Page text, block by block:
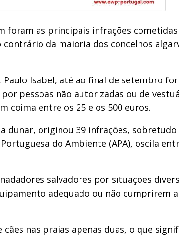
foram as principais infrações
da maioria dos concelhos
Isabel, até ao final de setembro
pessoas não autorizadas ou de
coima entre os 25 e os 500 euros.
dunar, originou 39 infrações, sobretudo
do Ambiente (APA), oscila
salvadores por situações
adequado ou não cumprirem a
nas praias apenas duas, o que